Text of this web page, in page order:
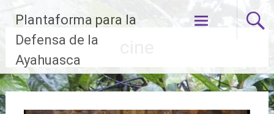
contenido
Plantaforma para la
Defensa de la
Ayahuasca